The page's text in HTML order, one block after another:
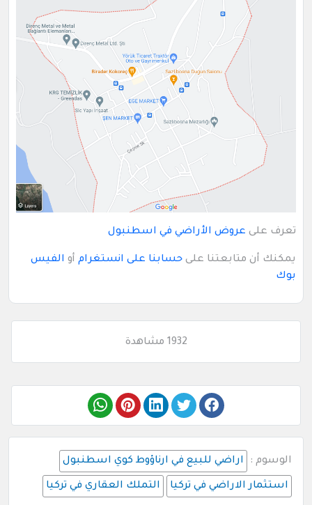
تعرف على عروض الأراضي في اسطنبول
يمكنك أن متابعتنا على حسابنا على انستغرام أو الفيس
بوك
1932 مشاهدة
الوسوم : اراضي للبيع في ارناؤوط كوي اسطنبول
استثمار الاراضي في تركيا التملك العقاري في تركيا